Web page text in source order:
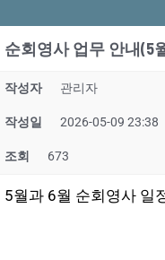
순회영사 업무 안내(5
작성자 관리자
작성일 2026-05-09 23:38
조회 673
5월과 6월 순회영사 일